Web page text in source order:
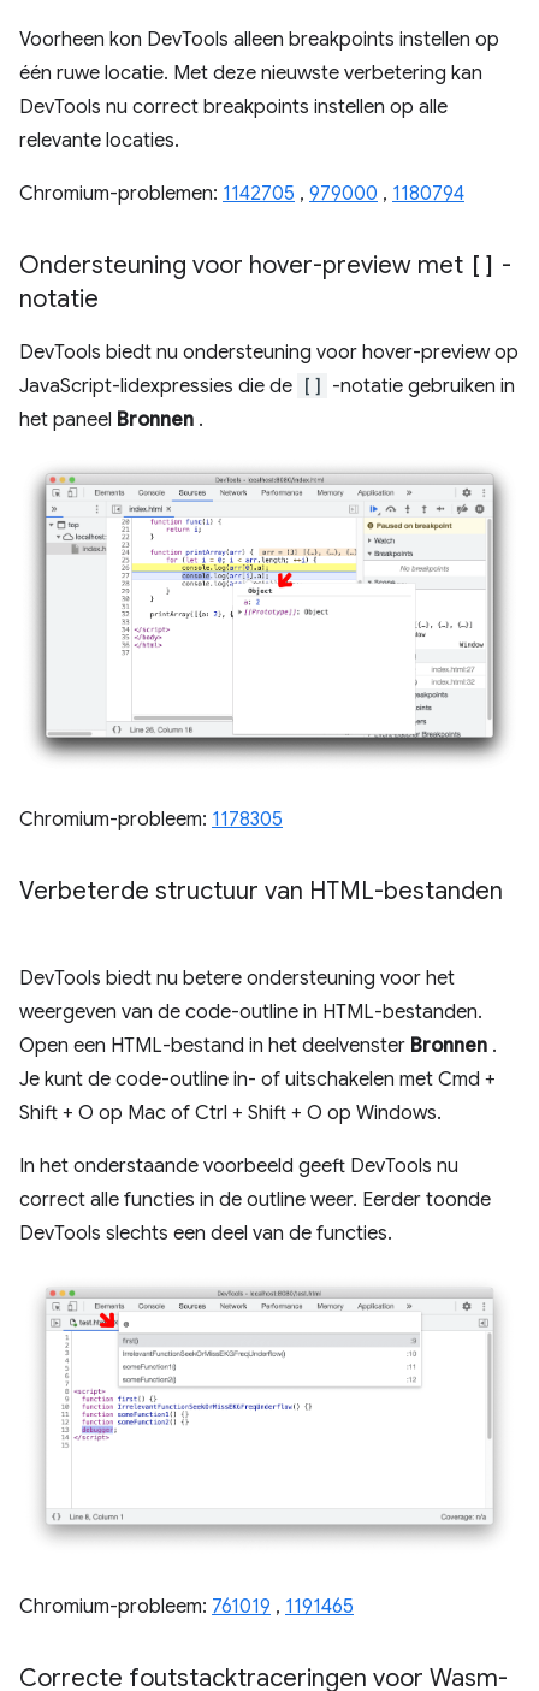
Voorheen kon DevTools alleen breakpoints instellen op
één ruwe locatie. Met deze nieuwste verbetering kan
DevTools nu correct breakpoints instellen op alle
relevante locaties.
Chromium-problemen: 1142705 , 979000 , 1180794
Ondersteuning voor hover-preview met [] -
notatie
DevTools biedt nu ondersteuning voor hover-preview op
JavaScript-lidexpressies die de [] -notatie gebruiken in
het paneel Bronnen .
Chromium-probleem: 1178305
Verbeterde structuur van HTML-bestanden
DevTools biedt nu betere ondersteuning voor het
weergeven van de code-outline in HTML-bestanden.
Open een HTML-bestand in het deelvenster Bronnen .
Je kunt de code-outline in- of uitschakelen met Cmd +
Shift + O op Mac of Ctrl + Shift + O op Windows.
In het onderstaande voorbeeld geeft DevTools nu
correct alle functies in de outline weer. Eerder toonde
DevTools slechts een deel van de functies.
Chromium-probleem: 761019 , 1191465
Correcte foutstacktraceringen voor Wasm-